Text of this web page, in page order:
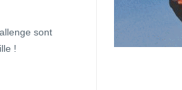
sont
!